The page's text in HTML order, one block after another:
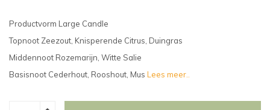
Productvorm Large Candle
Topnoot Zeezout, Knisperende Citrus, Duingras
Middennoot Rozemarijn, Witte Salie
Basisnoot Cederhout, Rooshout, Mus Lees meer..